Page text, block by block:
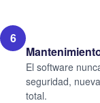
6
El software
seguridad,
total.